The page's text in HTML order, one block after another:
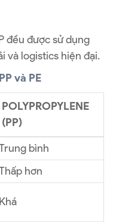
đều được sử dụng
và logistics hiện đại.
và PE
POLYPROPYLENE
(PP)
bình
hơn
Khá